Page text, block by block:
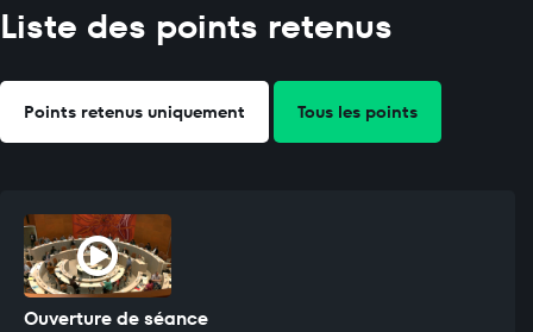
Liste des points retenus
Points retenus uniquement Tous les points
Ouverture de séance